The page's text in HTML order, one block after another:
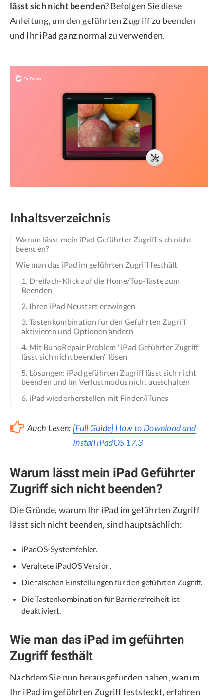
lässt sich nicht beenden? Befolgen Sie diese
Anleitung, um den geführten Zugriff zu beenden
und Ihr iPad ganz normal zu verwenden.
Inhaltsverzeichnis
Warum lässt mein iPad Geführter Zugriff sich nicht
beenden?
Wie man das iPad im geführten Zugriff festhält
1. Dreifach-Klick auf die Home/Top-Taste zum
Beenden
2. Ihren iPad Neustart erzwingen
3. Tastenkombination für den Geführten Zugriff
aktivieren und Optionen ändern
4. Mit BuhoRepair Problem "iPad Geführter Zugriff
lässt sich nicht beenden" lösen
5. Lösungen: iPad geführten Zugriff lässt sich nicht
beenden und im Verlustmodus nicht ausschalten
6. iPad wiederherstellen mit Finder/iTunes
Auch Lesen: [Full Guide] How to Download and
Install iPadOS 17.3
Warum lässt mein iPad Geführter
Zugriff sich nicht beenden?
Die Gründe, warum Ihr iPad im geführten Zugriff
lässt sich nicht beenden, sind hauptsächlich:
iPadOS-Systemfehler.
Veraltete iPadOS Version.
Die falschen Einstellungen für den geführten Zugriff.
Die Tastenkombination für Barrierefreiheit ist
deaktiviert.
Wie man das iPad im geführten
Zugriff festhält
Nachdem Sie nun herausgefunden haben, warum
Ihr iPad im geführten Zugriff feststeckt, erfahren